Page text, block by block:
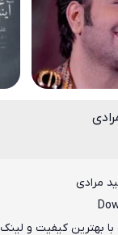
مرادی
با بهترین کیفیت و لینک